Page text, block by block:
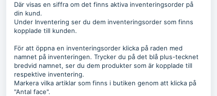
Där visas en siffra om det finns aktiva inventeringsorder på
din kund.
Under Inventering ser du dem inventeringsorder som finns
kopplade till kunden.
För att öppna en inventeringsorder klicka på raden med
namnet på inventeringen. Trycker du på det blå plus-tecknet
bredvid namnet, ser du dem produkter som är kopplade till
respektive inventering.
Markera vilka artiklar som finns i butiken genom att klicka på
"Antal face".